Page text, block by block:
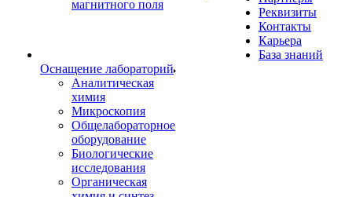
магнитного поля
Оснащение лабораторий
Аналитическая
химия
Микроскопия
Общелабораторное
оборудование
Биологические
исследования
Органическая
Реквизиты
Контакты
Карьера
База знаний